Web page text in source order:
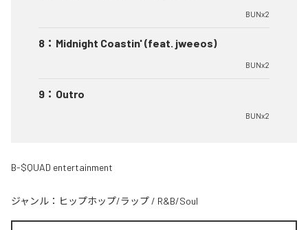
BUNx2
8 ： Midnight Coastin' (feat. jweeos)
BUNx2
9 ： Outro
BUNx2
B-$QUAD entertainment
ジャンル： ヒップホップ/ラップ / R&B/Soul